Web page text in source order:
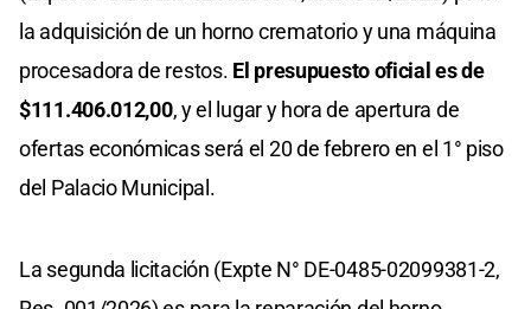
la adquisición de un horno crematorio y una máquina
procesadora de restos. El presupuesto oficial es de
$111.406.012,00, y el lugar y hora de apertura de
ofertas económicas será el 20 de febrero en el 1° piso
del Palacio Municipal.
La segunda licitación (Expte N° DE-0485-02099381-2,